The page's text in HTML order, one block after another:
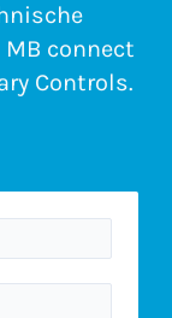
connect
Controls.